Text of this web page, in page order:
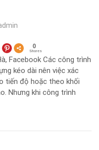
0
Shares
Facebook Các công trình
kéo dài nên việc xác
tiến độ hoặc theo khối
Nhưng khi công trình